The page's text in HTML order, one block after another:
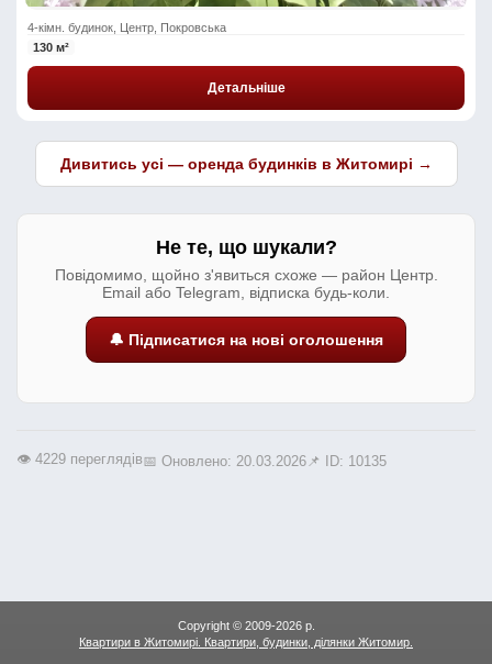
4-кімн. будинок, Центр, Покровська
130 м²
Детальніше
Дивитись усі — оренда будинків в Житомирі →
Не те, що шукали?
Повідомимо, щойно з'явиться схоже — район Центр.
Email або Telegram, відписка будь-коли.
🔔 Підписатися на нові оголошення
👁️ 4229 переглядів📅 Оновлено: 20.03.2026 📌 ID: 10135
Copyright © 2009-2026 р.
Квартири в Житомирі. Квартири, будинки, ділянки Житомир.